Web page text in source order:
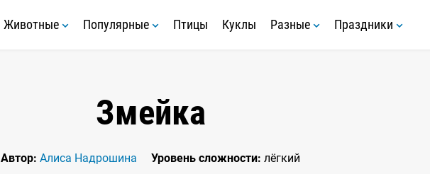
Животные Популярные Птицы Куклы Разные Праздники
Змейка
Автор: Алиса Надрошина Уровень сложности: лёгкий